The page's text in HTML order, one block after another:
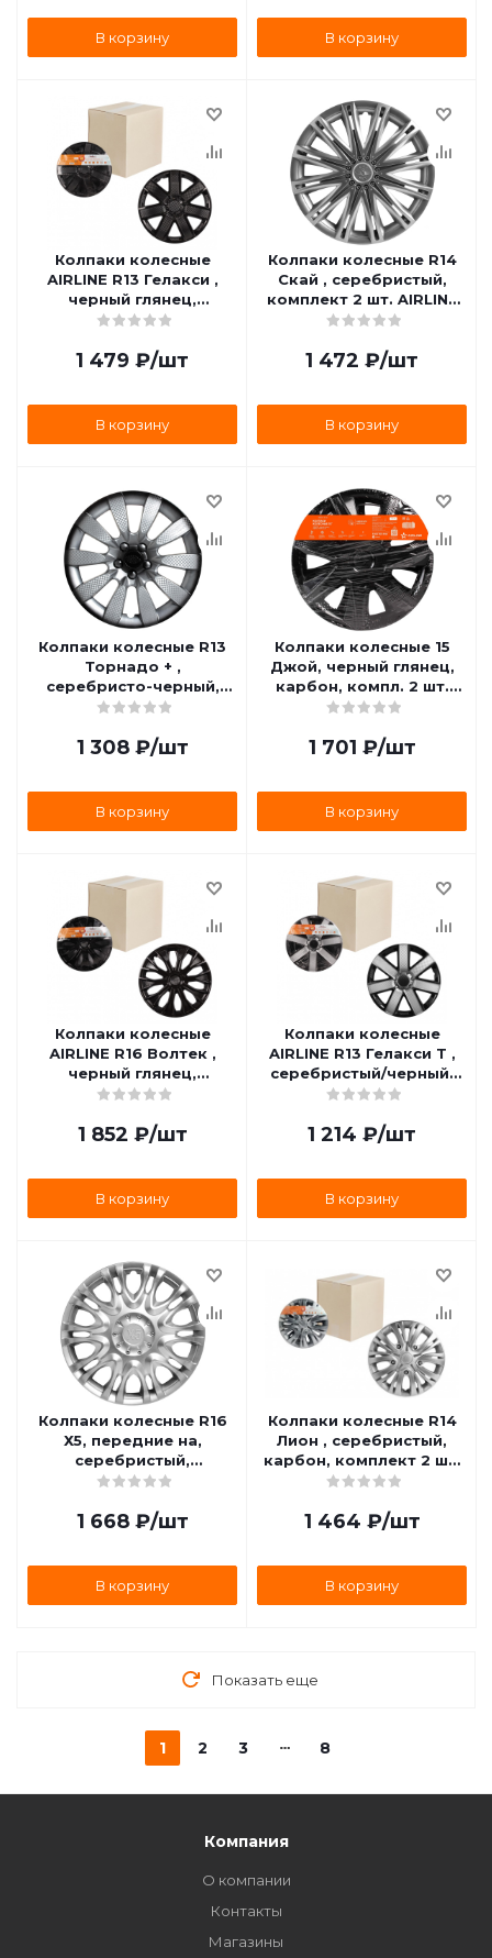
В корзину В корзину
Колпаки колесные
AIRLINE R13 Гелакси ,
черный глянец,
карбон, комплект 2 шт.
1 479 ₽/шт
В корзину
Колпаки колесные R14
Скай , серебристый,
комплект 2 шт. AIRLINE
AWCC-14-11
1 472 ₽/шт
В корзину
Колпаки колесные R13
Торнадо + ,
серебристо-черный,
карбон, комплект 2 шт.
1 308₽/шт
В корзину
Колпаки колесные 15
Джой, черный глянец,
карбон, компл. 2 шт.
(AWCC-15-33) AIRLINE
1 701 ₽/шт
В корзину
Колпаки колесные
AIRLINE R16 Волтек ,
черный глянец,
карбон, комплект 2 шт.
1 852 ₽/шт
В корзину
Колпаки колесные
AIRLINE R13 Гелакси Т ,
серебристый/черный,
карбон, комплект 2 шт.
1 214 ₽/шт
В корзину
Колпаки колесные R16
Х5, передние на,
серебристый,
комплект 2 шт. AIRLINE
1 668₽/шт
В корзину
Колпаки колесные R14
Лион , серебристый,
карбон, комплект 2 шт.
AIRLINE AWCC-14-01
1 464 ₽/шт
В корзину
Показать еще
1 2 3 8
Компания
О компании
Контакты
Магазины